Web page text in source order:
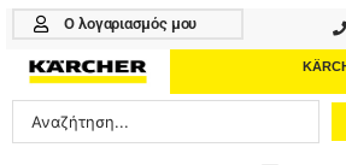
Μετάβαση
περιεχόμενο
Ο λογαριασμός μου
Search
...